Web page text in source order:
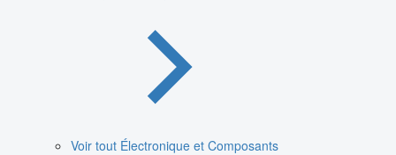
Voir tout Électronique et Composants